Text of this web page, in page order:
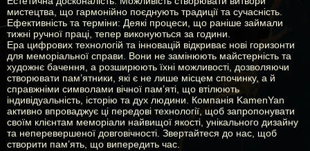
мистецтва, що гармонійно поєднують традиції та сучасність.
Ефективність та терміни: Деякі процеси, що раніше займали
тижні ручної праці, тепер виконуються за години.
Ера цифрових технологій та інновацій відкриває нові горизонти
для меморіальної справи. Вони не замінюють майстерність та
художнє бачення, а розширюють їхні можливості, дозволяючи
створювати пам’ятники, які є не лише місцем спочинку, а й
справжніми символами вічної пам’яті, що втілюють
індивідуальність, історію та дух людини. Компанія KamenYan
активно впроваджує ці передові технології, щоб запропонувати
своїм клієнтам меморіали найвищої якості, унікального дизайну
та неперевершеної довговічності. Звертайтеся до нас, щоб
створити пам’ять, що випередить час.